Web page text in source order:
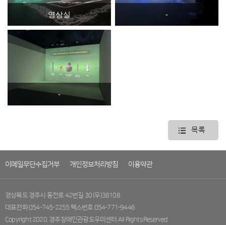
영상실 -
-
목록
이메일무단수집거부 개인정보처리방침 이용약관
경상북도 경주시 동천로 42번길 30 (우)38108
대표전화 054-745-2255 팩스번호 054-771-9446
Copyright 2020. 경주장애인관광도우미센터 All Rights Reserved